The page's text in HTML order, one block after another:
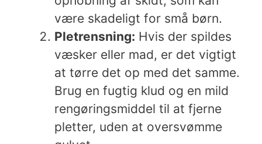
være skadeligt for små børn.
Pletrensning: Hvis der spildes
væsker eller mad, er det vigtigt
at tørre det op med det samme.
Brug en fugtig klud og en mild
rengøringsmiddel til at fjerne
pletter, uden at oversvømme